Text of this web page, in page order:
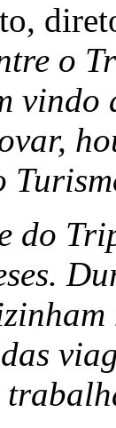
o
vindo
do